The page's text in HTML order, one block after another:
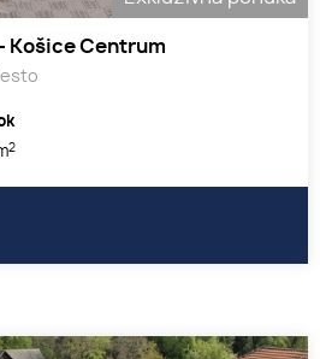
Košice Centrum
2